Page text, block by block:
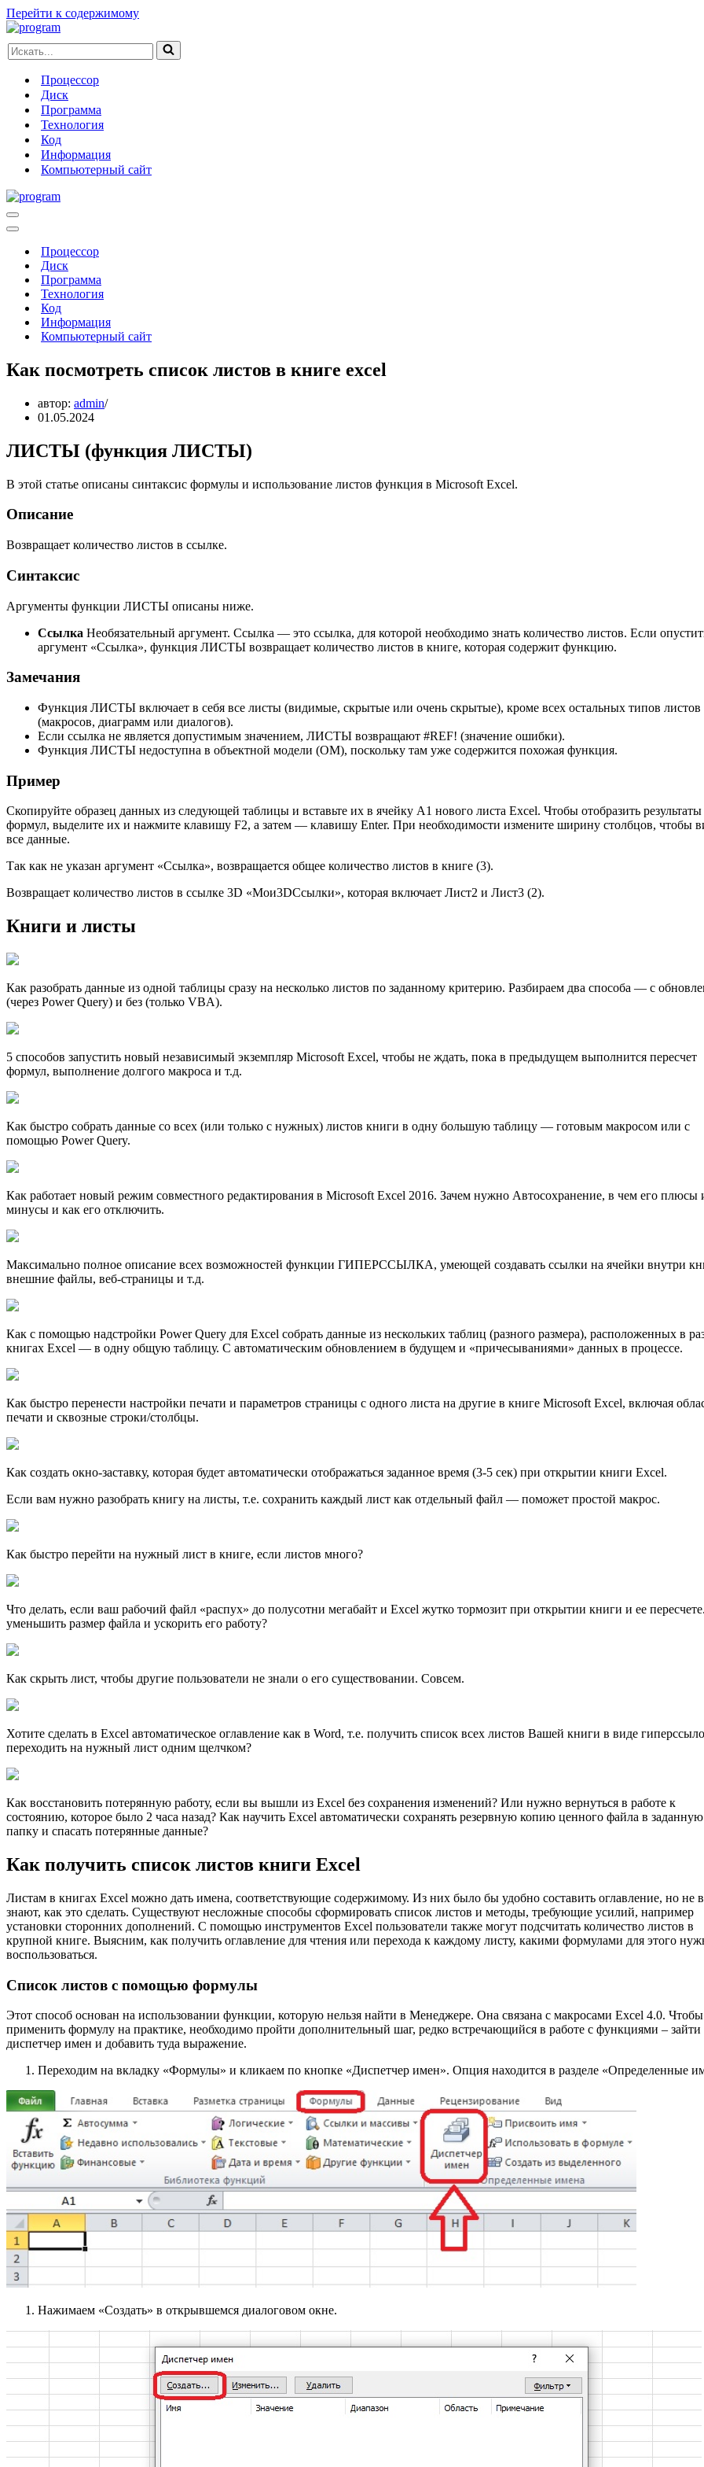
Перейти к содержимому
Искать...
Процессор
Диск
Программа
Технология
Код
Информация
Компьютерный сайт
Меню
навигации
Меню
навигацииПроцессор
Диск
Программа
Технология
Код
Информация
Компьютерный сайт
Как посмотреть список листов в книге excel
автор: admin
01.05.2024
ЛИСТЫ (функция ЛИСТЫ)
В этой статье описаны синтаксис формулы и использование листов функция в Microsoft Excel.
Описание
Возвращает количество листов в ссылке.
Синтаксис
Аргументы функции ЛИСТЫ описаны ниже.
Ссылка Необязательный аргумент. Ссылка — это ссылка, для которой необходимо знать количество листов. Если
аргумент «Ссылка», функция ЛИСТЫ возвращает количество листов в книге, которая содержит функцию.
Замечания
Функция ЛИСТЫ включает в себя все листы (видимые, скрытые или очень скрытые), кроме всех остальных типов листов
(макросов, диаграмм или диалогов).
Если ссылка не является допустимым значением, ЛИСТЫ возвращают #REF! (значение ошибки).
Функция ЛИСТЫ недоступна в объектной модели (OM), поскольку там уже содержится похожая функция.
Пример
Скопируйте образец данных из следующей таблицы и вставьте их в ячейку A1 нового листа Excel. Чтобы отобразить результаты
формул, выделите их и нажмите клавишу F2, а затем — клавишу Enter. При необходимости измените ширину столбцов, чтобы
все данные.
Так как не указан аргумент «Ссылка», возвращается общее количество листов в книге (3).
Возвращает количество листов в ссылке 3D «Мои3DСсылки», которая включает Лист2 и Лист3 (2).
Книги и листы
Как разобрать данные из одной таблицы сразу на несколько листов по заданному критерию. Разбираем два способа — с
(через Power Query) и без (только VBA).
5 способов запустить новый независимый экземпляр Microsoft Excel, чтобы не ждать, пока в предыдущем выполнится пересчет
формул, выполнение долгого макроса и т.д.
Как быстро собрать данные со всех (или только с нужных) листов книги в одну большую таблицу — готовым макросом или с
помощью Power Query.
Как работает новый режим совместного редактирования в Microsoft Excel 2016. Зачем нужно Автосохранение, в чем его плюсы
минусы и как его отключить.
Максимально полное описание всех возможностей функции ГИПЕРССЫЛКА, умеющей создавать ссылки на ячейки внутри
внешние файлы, веб-страницы и т.д.
Как с помощью надстройки Power Query для Excel собрать данные из нескольких таблиц (разного размера), расположенных в
книгах Excel — в одну общую таблицу. С автоматическим обновлением в будущем и «причесываниями» данных в процессе.
Как быстро перенести настройки печати и параметров страницы с одного листа на другие в книге Microsoft Excel, включая
печати и сквозные строки/столбцы.
Как создать окно-заставку, которая будет автоматически отображаться заданное время (3-5 сек) при открытии книги Excel.
Если вам нужно разобрать книгу на листы, т.е. сохранить каждый лист как отдельный файл — поможет простой макрос.
Как быстро перейти на нужный лист в книге, если листов много?
Что делать, если ваш рабочий файл «распух» до полусотни мегабайт и Excel жутко тормозит при открытии книги и ее
уменьшить размер файла и ускорить его работу?
Как скрыть лист, чтобы другие пользователи не знали о его существовании. Совсем.
Хотите сделать в Excel автоматическое оглавление как в Word, т.е. получить список всех листов Вашей книги в виде
переходить на нужный лист одним щелчком?
Как восстановить потерянную работу, если вы вышли из Excel без сохранения изменений? Или нужно вернуться в работе к
состоянию, которое было 2 часа назад? Как научить Excel автоматически сохранять резервную копию ценного файла в заданную
папку и спасать потерянные данные?
Как получить список листов книги Excel
Листам в книгах Excel можно дать имена, соответствующие содержимому. Из них было бы удобно составить оглавление, но не
знают, как это сделать. Существуют несложные способы сформировать список листов и методы, требующие усилий, например
установки сторонних дополнений. С помощью инструментов Excel пользователи также могут подсчитать количество листов в
крупной книге. Выясним, как получить оглавление для чтения или перехода к каждому листу, какими формулами для этого
воспользоваться.
Список листов с помощью формулы
Этот способ основан на использовании функции, которую нельзя найти в Менеджере. Она связана с макросами Excel 4.0. Чтобы
применить формулу на практике, необходимо пройти дополнительный шаг, редко встречающийся в работе с функциями – зайти
диспетчер имен и добавить туда выражение.
Переходим на вкладку «Формулы» и кликаем по кнопке «Диспетчер имен». Опция находится в разделе «Определенные
Нажимаем «Создать» в открывшемся диалоговом окне.